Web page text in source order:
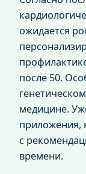
ожидается
после 50.
медицине.
приложения,
с
времени.